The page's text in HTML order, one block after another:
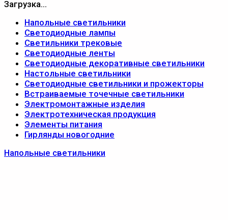
Загрузка...
Напольные светильники
Светодиодные лампы
Светильники трековые
Светодиодные ленты
Светодиодные декоративные светильники
Настольные светильники
Светодиодные светильники и прожекторы
Встраиваемые точечные светильники
Электромонтажные изделия
Электротехническая продукция
Элементы питания
Гирлянды новогодние
Напольные светильники